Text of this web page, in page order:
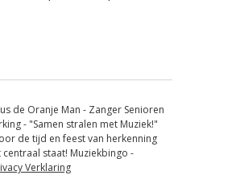
de Oranje Man - Zanger Senioren
- "Samen stralen met Muziek!"
de tijd en feest van herkenning
staat! Muziekbingo -
Verklaring